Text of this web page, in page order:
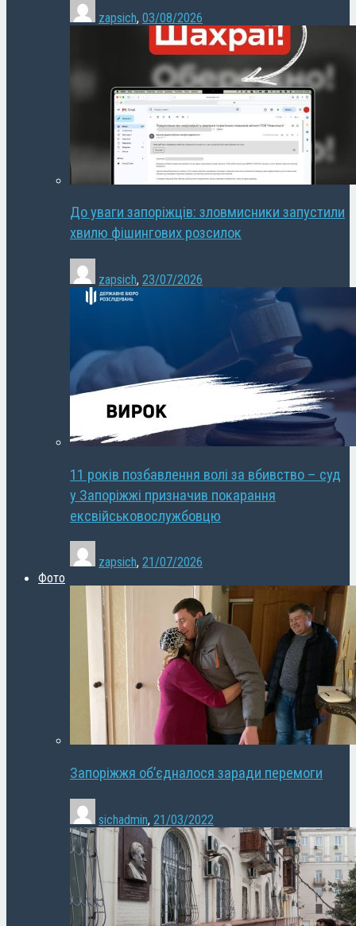
zapsich, 03/08/2026
До уваги запоріжців: зловмисники запустили
хвилю фішингових розсилок
zapsich, 23/07/2026
11 років позбавлення волі за вбивство – суд
у Запоріжжі призначив покарання
ексвійськовослужбовцю
zapsich, 21/07/2026
Фото
Запоріжжя об’єдналося заради перемоги
sichadmin, 21/03/2022